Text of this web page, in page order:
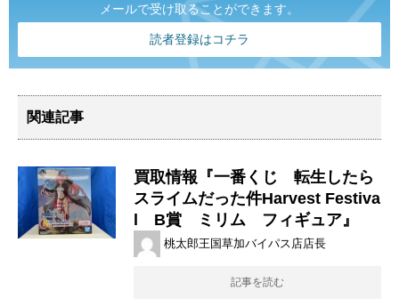
メールで受け取ることができます。
読者登録はコチラ
関連記事
買取情報『一番くじ 転生したら
スライムだった件Harvest ​Festiva
l B賞 ミリム フィギュア』
桃太郎王国草加バイパス店店長
記事を読む